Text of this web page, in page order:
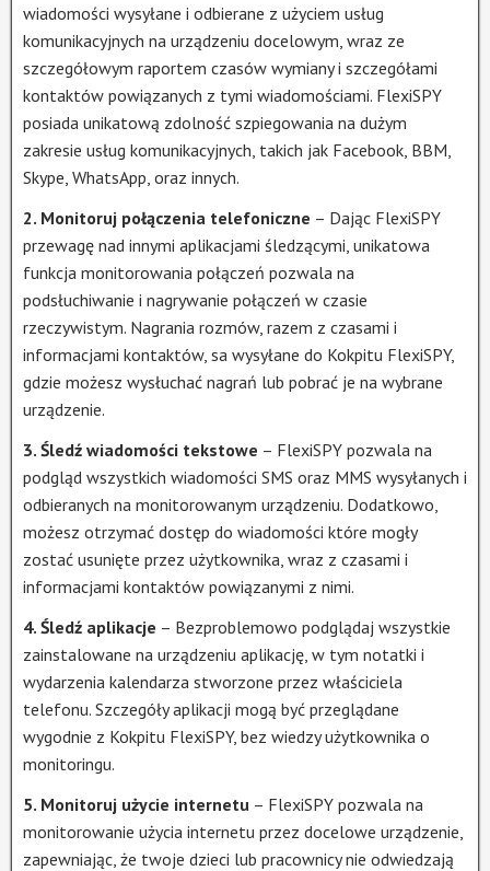
wiadomości wysyłane i odbierane z użyciem usług
komunikacyjnych na urządzeniu docelowym, wraz ze
szczegółowym raportem czasów wymiany i szczegółami
kontaktów powiązanych z tymi wiadomościami. FlexiSPY
posiada unikatową zdolność szpiegowania na dużym
zakresie usług komunikacyjnych, takich jak Facebook, BBM,
Skype, WhatsApp, oraz innych.
2. Monitoruj połączenia telefoniczne – Dając FlexiSPY
przewagę nad innymi aplikacjami śledzącymi, unikatowa
funkcja monitorowania połączeń pozwala na
podsłuchiwanie i nagrywanie połączeń w czasie
rzeczywistym. Nagrania rozmów, razem z czasami i
informacjami kontaktów, sa wysyłane do Kokpitu FlexiSPY,
gdzie możesz wysłuchać nagrań lub pobrać je na wybrane
urządzenie.
3. Śledź wiadomości tekstowe – FlexiSPY pozwala na
podgląd wszystkich wiadomości SMS oraz MMS wysyłanych i
odbieranych na monitorowanym urządzeniu. Dodatkowo,
możesz otrzymać dostęp do wiadomości które mogły
zostać usunięte przez użytkownika, wraz z czasami i
informacjami kontaktów powiązanymi z nimi.
4. Śledź aplikacje – Bezproblemowo podglądaj wszystkie
zainstalowane na urządzeniu aplikację, w tym notatki i
wydarzenia kalendarza stworzone przez właściciela
telefonu. Szczegóły aplikacji mogą być przeglądane
wygodnie z Kokpitu FlexiSPY, bez wiedzy użytkownika o
monitoringu.
5. Monitoruj użycie internetu – FlexiSPY pozwala na
monitorowanie użycia internetu przez docelowe urządzenie,
zapewniając, że twoje dzieci lub pracownicy nie odwiedzają